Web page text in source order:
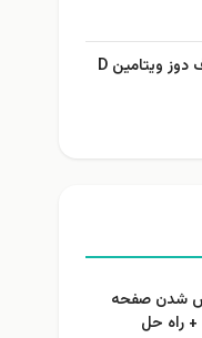
میزان صحیح مصرف دوز ویتامین D